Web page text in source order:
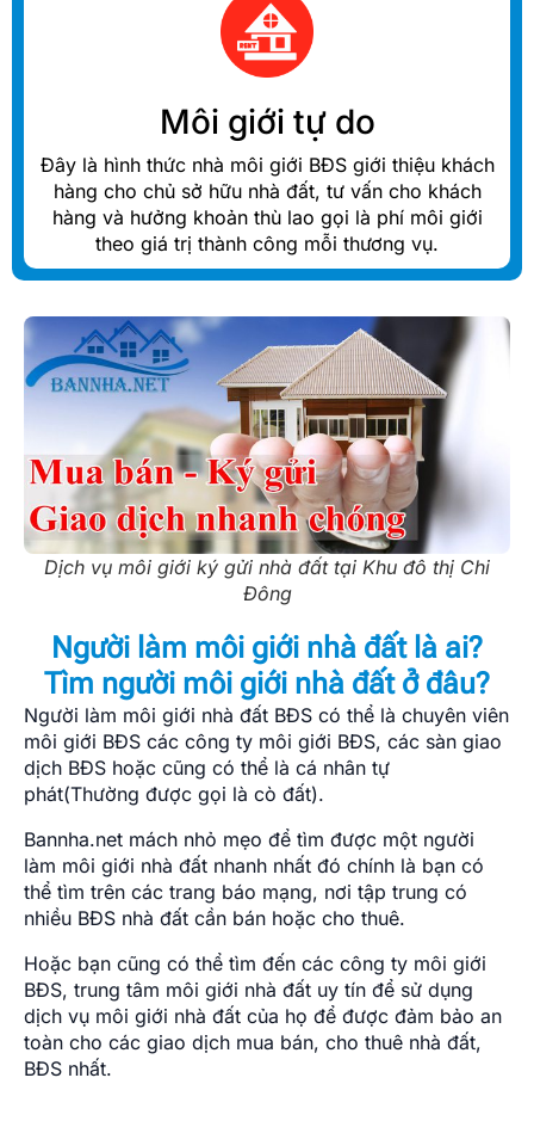
Môi giới tự do
Đây là hình thức nhà môi giới BĐS giới thiệu khách
hàng cho chủ sở hữu nhà đất, tư vấn cho khách
hàng và hưởng khoản thù lao gọi là phí môi giới
theo giá trị thành công mỗi thương vụ.
Dịch vụ môi giới ký gửi nhà đất tại Khu đô thị Chi
Đông
Người làm môi giới nhà đất là ai?
Tìm người môi giới nhà đất ở đâu?
Người làm môi giới nhà đất BĐS có thể là chuyên viên
môi giới BĐS các công ty môi giới BĐS, các sàn giao
dịch BĐS hoặc cũng có thể là cá nhân tự
phát(Thường được gọi là cò đất).
Bannha.net mách nhỏ mẹo để tìm được một người
làm môi giới nhà đất nhanh nhất đó chính là bạn có
thể tìm trên các trang báo mạng, nơi tập trung có
nhiều BĐS nhà đất cần bán hoặc cho thuê.
Hoặc bạn cũng có thể tìm đến các công ty môi giới
BĐS, trung tâm môi giới nhà đất uy tín để sử dụng
dịch vụ môi giới nhà đất của họ để được đảm bảo an
toàn cho các giao dịch mua bán, cho thuê nhà đất,
BĐS nhất.